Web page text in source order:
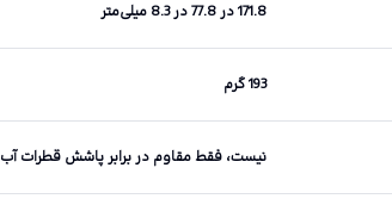
171.8 در 77.8 در 8.3 میلی‌متر
193 گرم
نیست،‌ فقط مقاوم در برابر پاشش قطرات آب